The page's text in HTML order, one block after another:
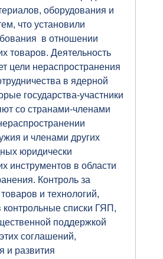
оборудования и
что установили
в отношении
товаров. Деятельность
цели нераспространения
в ядерной
государства-участники
со странами-членами
и членами других
юридически
инструментов в области
Контроль за
и технологий,
контрольные списки ГЯП,
поддержкой
соглашений,
и развития